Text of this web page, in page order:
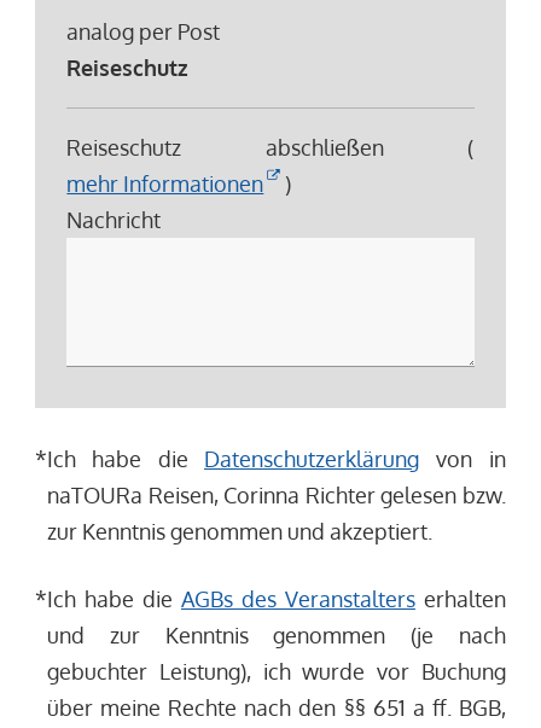
analog per Post
Reiseschutz
Reiseschutz abschließen (
mehr Informationen
)
Nachricht
*Ich habe die Datenschutzerklärungvon in
naTOURa Reisen, Corinna Richter gelesen bzw.
zur Kenntnis genommen und akzeptiert.
*Ich habe die AGBs des Veranstalterserhalten
und zur Kenntnis genommen (je nach
gebuchter Leistung), ich wurde vor Buchung
über meine Rechte nach den §§ 651 a ff. BGB,